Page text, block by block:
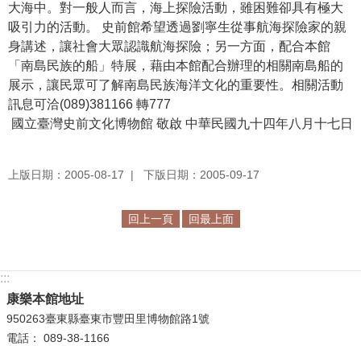
認
識
我
們
便
民
務
區
友
大海中。對一般人而言，海上探險活動，雖困難卻具有極大
吸引力的活動。 史前館希望透過劉寧生從事航海探險家的親
身講述，讓社會大眾認識航海探險；另一方面，配合本館
「南島民族的船」特展，藉由本館配合辦理的相關南島船的
展示，讓民眾可了解南島民族海洋文化的重要性。相關活動
訊息可洽(089)381166 轉777
國立臺灣史前文化博物館 敬啟 中華民國九十四年八月十七日
上版日期：2005-08-17 下版日期：2005-09-17
回上一頁 回最上面
:::
康樂本館地址
950263臺東縣臺東市豐田里博物館路1號
電話： 089-38-1166